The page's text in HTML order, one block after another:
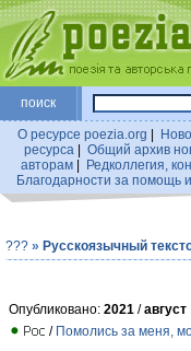
поиск
О ресурсе poezia.org
ресурса
Общий архив
авторам| Редколлегия,
Благодарности за помощь
??? » Русскоязычный
Опубликовано: 2021 /август
/ Помолись за меня,